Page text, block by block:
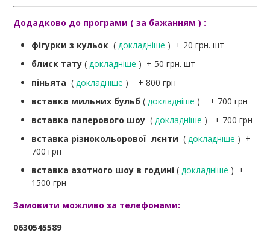
Додадково до програми ( за бажанням ) :
фігурки з кульок (докладніше ) + 20 грн. шт
блиск тату (докладніше ) + 50 грн. шт
піньята ( докладніше ) + 800 грн
вставка мильних бульб (докладніше ) + 700 грн
вставка паперового шоу (докладніше ) + 700 грн
вставка різнокольорової лєнти (докладніше ) +
700 грн
вставка азотного шоу в годині (докладніше ) +
1500 грн
Замовити можливо за телефонами:
0630545589